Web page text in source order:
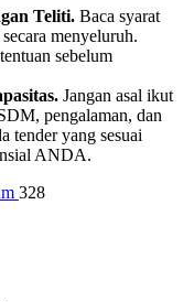
Teliti. Baca syarat
menyeluruh.
sebelum
Jangan asal ikut
pengalaman, dan
tender yang sesuai
ANDA.
328